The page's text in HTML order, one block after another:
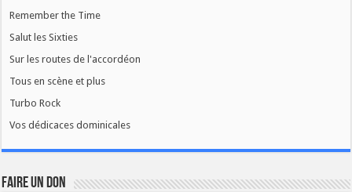
Remember the Time
Salut les Sixties
Sur les routes de l'accordéon
Tous en scène et plus
Turbo Rock
Vos dédicaces dominicales
FAIRE UN DON